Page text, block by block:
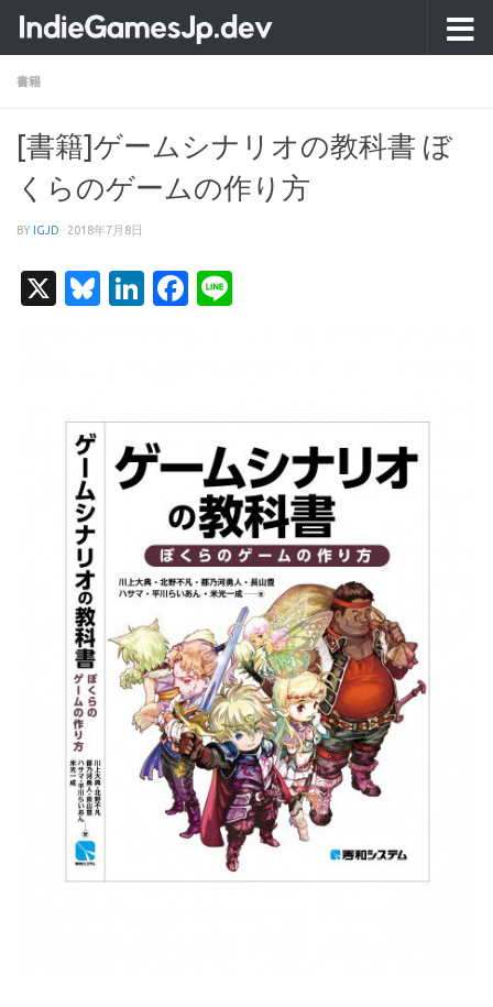
コンテンツへスキップ
書籍
[書籍]ゲームシナリオの教科書 ぼ
くらのゲームの作り方
BY IGJD · 2018年7月8日
X Bluesky
LinkedIn
Facebook